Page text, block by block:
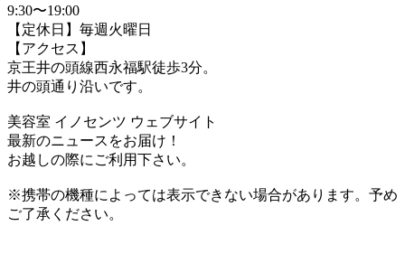
9:30〜19:00
【定休日】毎週火曜日
【アクセス】
京王井の頭線西永福駅徒歩3分。
井の頭通り沿いです。
美容室 イノセンツ ウェブサイト
最新のニュースをお届け！
お越しの際にご利用下さい。
※携帯の機種によっては表示できない場合があります。予め
ご了承ください。